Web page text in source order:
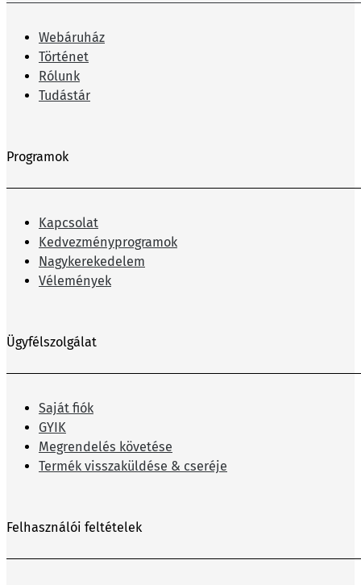
Webáruház
Történet
Rólunk
Tudástár
Programok
Kapcsolat
Kedvezményprogramok
Nagykerekedelem
Vélemények
Ügyfélszolgálat
Saját fiók
GYIK
Megrendelés követése
Termék visszaküldése & cseréje
Felhasználói feltételek